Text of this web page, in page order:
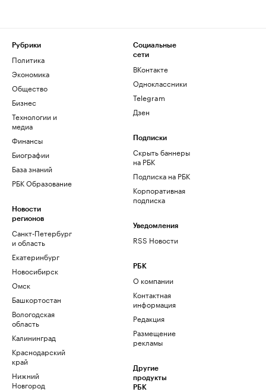
Рубрики
Политика
Экономика
Общество
Бизнес
Технологии и
медиа
Финансы
Биографии
База знаний
РБК Образование
Новости
регионов
Санкт-Петербург
и область
Екатеринбург
Новосибирск
Омск
Башкортостан
Вологодская
область
Калининград
Краснодарский
край
Нижний
Новгород
Социальные
сети
ВКонтакте
Одноклассники
Telegram
Дзен
Подписки
Скрыть баннеры
на РБК
Подписка на РБК
Корпоративная
подписка
Уведомления
RSS Новости
РБК
О компании
Контактная
информация
Редакция
Размещение
рекламы
Другие
продукты
РБК